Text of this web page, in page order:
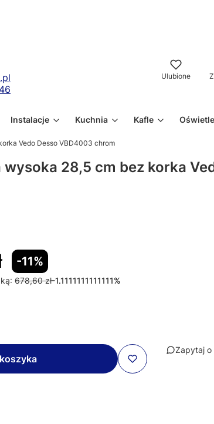
Ulubione
Instalacje Kuchnia Kafle
Vedo Desso VBD4003 chrom
28,5 cm bez korka
-11%
678,60 zł-1.1111111111111%
Zapytaj